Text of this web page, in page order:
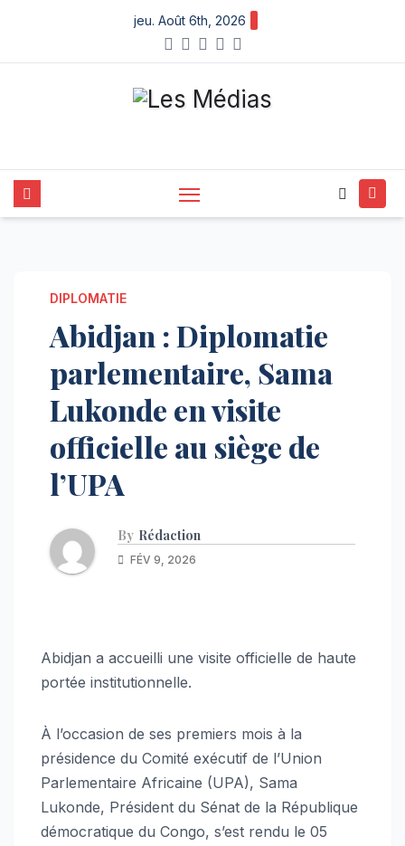
content
jeu. Août 6th, 2026
DIPLOMATIE
Abidjan : Diplomatie
parlementaire, Sama
Lukonde en visite
officielle au siège de
l’UPA
By Rédaction
FÉV 9, 2026
Abidjan a accueilli une visite officielle de haute
portée institutionnelle.
À l’occasion de ses premiers mois à la
présidence du Comité exécutif de l’Union
Parlementaire Africaine (UPA), Sama
Lukonde, Président du Sénat de la République
démocratique du Congo, s’est rendu le 05